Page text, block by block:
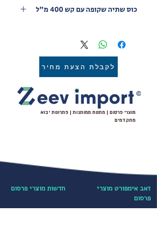
כוס שתיה שקופה עם קש 400 מ"ל
עם קש שתיה תואם
נפח 400 מ"ל
ניתן להדפיס ע"ג הכוס ממגוון
לקבלת הצעת מחיר
מוצרי פרסום | מתנות ממותגות | פתרונות יבוא
מתקדמים
חדשות מוצרי פרסום
זאב אימפורט מוצרי
פרסום
בלוג חדשות ועדכונים שוטפים
מתנות לעובדים